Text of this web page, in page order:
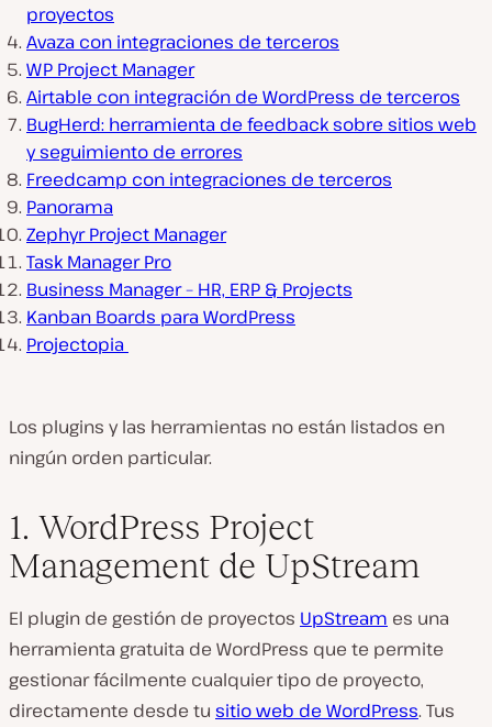
proyectos
Avaza con integraciones de terceros
WP Project Manager
Airtable con integración de WordPress de terceros
BugHerd: herramienta de feedback sobre sitios web
y seguimiento de errores
Freedcamp con integraciones de terceros
Panorama
Zephyr Project Manager
Task Manager Pro
Business Manager – HR, ERP & Projects
Kanban Boards para WordPress
Projectopia
Los plugins y las herramientas no están listados en
ningún orden particular.
1. WordPress Project
Management de UpStream
El plugin de gestión de proyectos UpStream es una
herramienta gratuita de WordPress que te permite
gestionar fácilmente cualquier tipo de proyecto,
directamente desde tu sitio web de WordPress. Tus